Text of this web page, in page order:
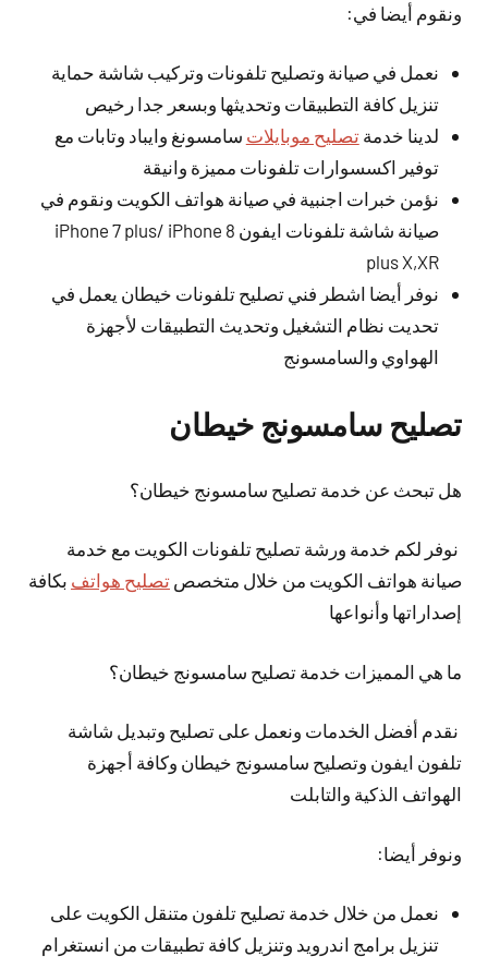
ونقوم أيضا في:
نعمل في صيانة وتصليح تلفونات وتركيب شاشة حماية
تنزيل كافة التطبيقات وتحديثها وبسعر جدا رخيص
لدينا خدمةتصليح موبايلات سامسونغ وايباد وتابات مع
توفير اكسسوارات تلفونات مميزة وانيقة
نؤمن خبرات اجنبية في صيانة هواتف الكويت ونقوم في
صيانة شاشة تلفونات ايفون iPhone 7 plus/ iPhone 8
plus X,XR
نوفر أيضا اشطر فني تصليح تلفونات خيطان يعمل في
تحديت نظام التشغيل وتحديث التطبيقات لأجهزة
الهواوي والسامسونج
تصليح سامسونج خيطان
هل تبحث عن خدمة تصليح سامسونج خيطان؟
نوفر لكم خدمة ورشة تصليح تلفونات الكويت مع خدمة
صيانة هواتف الكويت من خلال متخصص تصليح هواتف بكافة
إصداراتها وأنواعها
ما هي المميزات خدمة تصليح سامسونج خيطان؟
نقدم أفضل الخدمات ونعمل على تصليح وتبديل شاشة
تلفون ايفون وتصليح سامسونج خيطان وكافة أجهزة
الهواتف الذكية والتابلت
ونوفر أيضا:
نعمل من خلال خدمة تصليح تلفون متنقل الكويت على
تنزيل برامج اندرويد وتنزيل كافة تطبيقات من انستغرام